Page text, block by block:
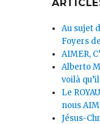
Au sujet
Foyers
AIMER,
Alberto
voilà
Le
nous
Jésus-